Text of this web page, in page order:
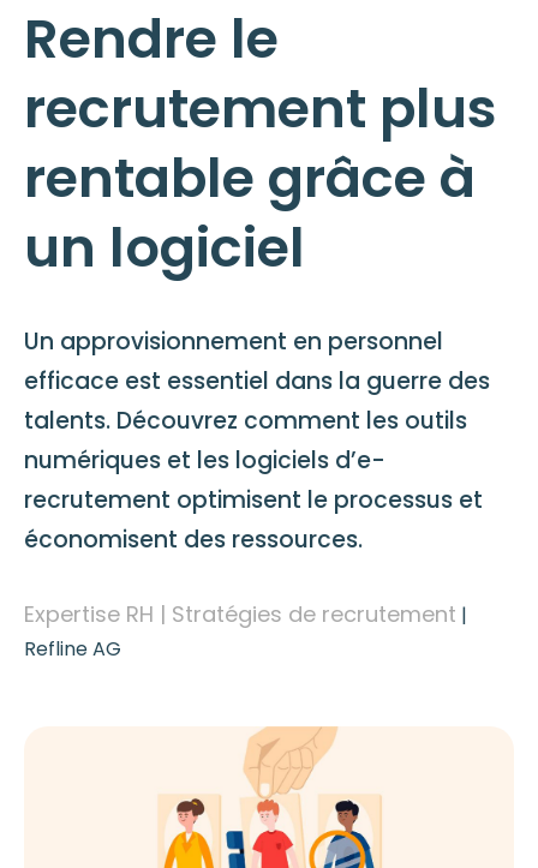
Rendre le
recrutement plus
rentable grâce à
un logiciel
Un approvisionnement en personnel
efficace est essentiel dans la guerre des
talents. Découvrez comment les outils
numériques et les logiciels d’e-
recrutement optimisent le processus et
économisent des ressources.
Expertise RH | Stratégies de recrutement |
Refline AG